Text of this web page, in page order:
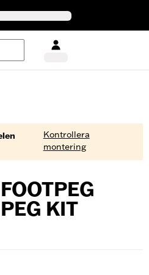
Kontrollera
montering
KIT